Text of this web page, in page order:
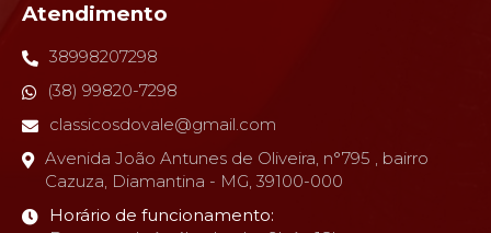
Atendimento
38998207298
(38) 99820-7298
classicosdovale@gmail.com
Avenida João Antunes de Oliveira, n°795 , bairro
Cazuza, Diamantina - MG, 39100-000
Horário de funcionamento: